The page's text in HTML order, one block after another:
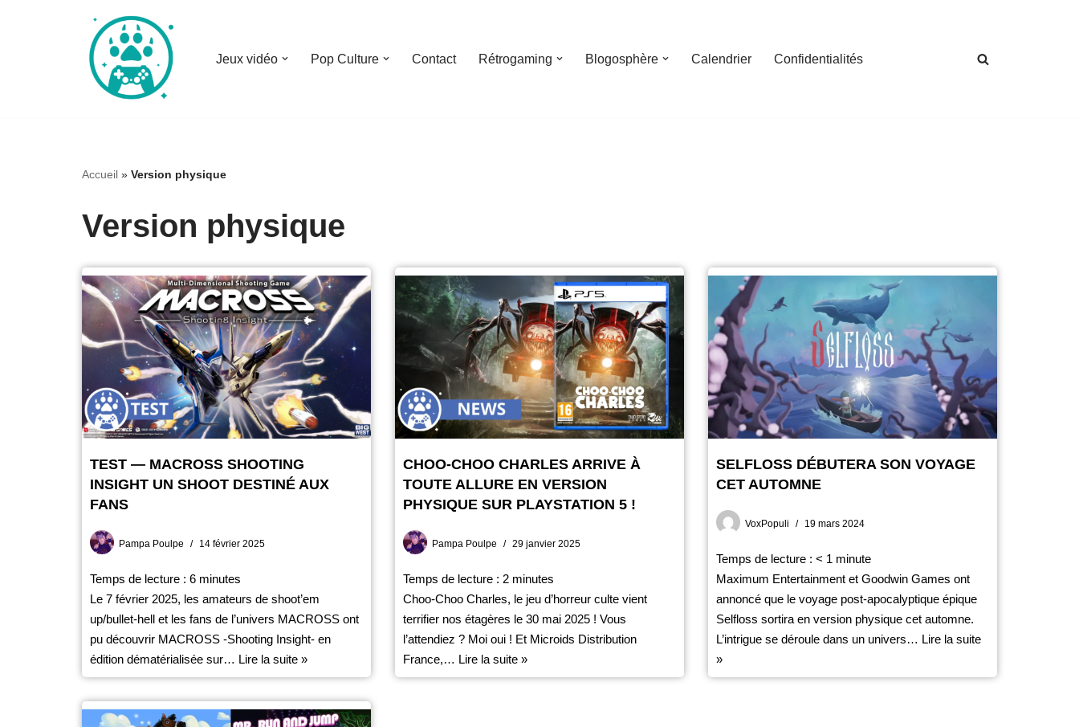
Jeux vidéo Pop Culture Contact Rétrogaming Blogosphère Calendrier Confidentialités
Accueil » Version physique
Version physique
TEST — MACROSS SHOOTING
INSIGHT UN SHOOT DESTINÉ AUX
FANS
Pampa Poulpe 14 février 2025
Temps de lecture : 6 minutes
Le 7 février 2025, les amateurs de shoot’em
up/bullet-hell et les fans de l’univers MACROSS ont
pu découvrir MACROSS -Shooting Insight- en
édition dématérialisée sur… Lire la suite »
CHOO-CHOO CHARLES ARRIVE À
TOUTE ALLURE EN VERSION
PHYSIQUE SUR PLAYSTATION 5 !
Pampa Poulpe 29 janvier 2025
Temps de lecture : 2 minutes
Choo-Choo Charles, le jeu d’horreur culte vient
terrifier nos étagères le 30 mai 2025 ! Vous
l’attendiez ? Moi oui ! Et Microids Distribution
France,… Lire la suite »
SELFLOSS DÉBUTERA SON VOYAGE
CET AUTOMNE
VoxPopuli 19 mars 2024
Temps de lecture : < 1 minute
Maximum Entertainment et Goodwin Games ont
annoncé que le voyage post-apocalyptique épique
Selfloss sortira en version physique cet automne.
L’intrigue se déroule dans un univers… Lire la suite
»